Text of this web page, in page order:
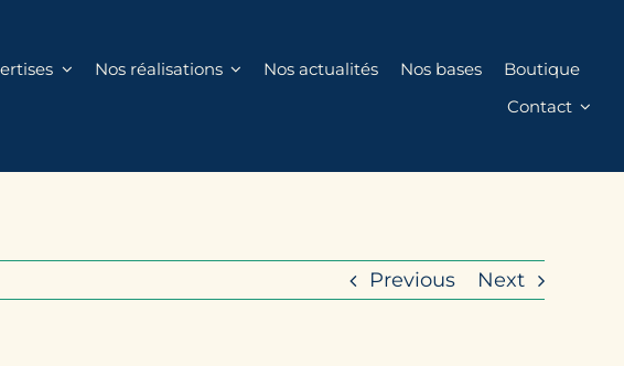
Nos réalisations Nos actualités Nos bases
Boutique
Contact
Previous Next